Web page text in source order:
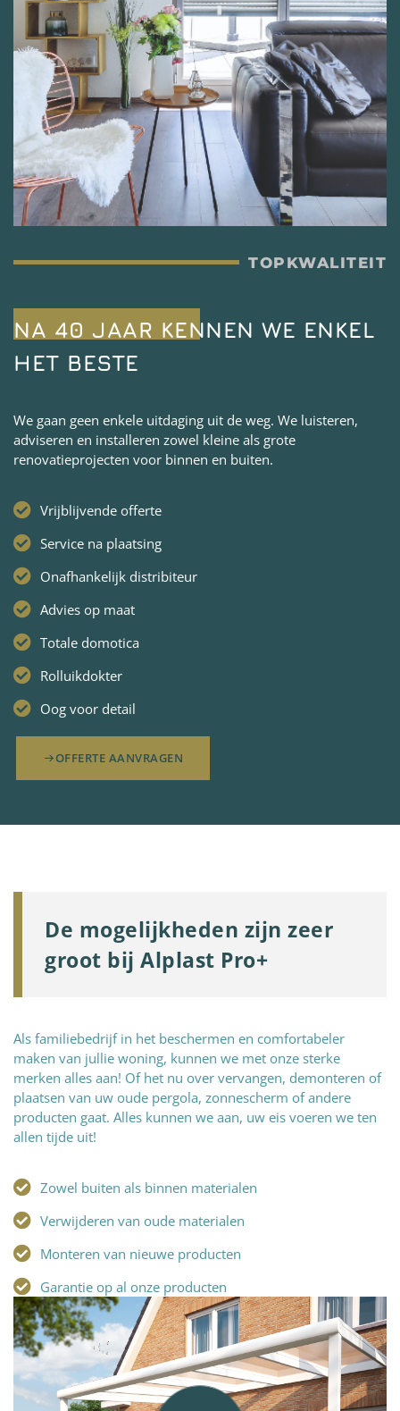
TOPKWALITEIT
NA 40 JAAR KENNEN WE ENKEL
HET BESTE
We gaan geen enkele uitdaging uit de weg. We luisteren,
adviseren en installeren zowel kleine als grote
renovatieprojecten voor binnen en buiten.
Vrijblijvende offerte
Service na plaatsing
Onafhankelijk distribiteur
Advies op maat
Totale domotica
Rolluikdokter
Oog voor detail
OFFERTE AANVRAGEN
De mogelijkheden zijn zeer
groot bij Alplast Pro+
Als familiebedrijf in het beschermen en comfortabeler
maken van jullie woning, kunnen we met onze sterke
merken alles aan! Of het nu over vervangen, demonteren of
plaatsen van uw oude pergola, zonnescherm of andere
producten gaat. Alles kunnen we aan, uw eis voeren we ten
allen tijde uit!
Zowel buiten als binnen materialen
Verwijderen van oude materialen
Monteren van nieuwe producten
Garantie op al onze producten